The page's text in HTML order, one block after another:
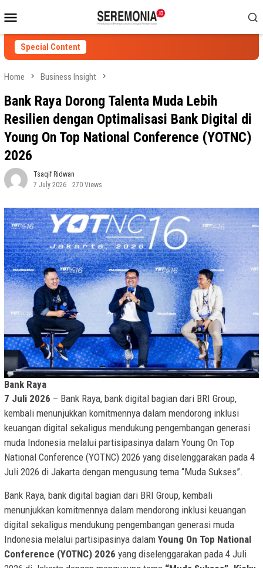
to
contentMenu
Special Content
Home Business Insight
Bank Raya Dorong Talenta Muda Lebih
Resilien dengan Optimalisasi Bank Digital di
Young On Top National Conference (YOTNC)
2026
Tsaqif Ridwan
7 July 2026
270 Views
Bank Raya
7 Juli 2026 – Bank Raya, bank digital bagian dari BRI Group,
kembali menunjukkan komitmennya dalam mendorong inklusi
keuangan digital sekaligus mendukung pengembangan generasi
muda Indonesia melalui partisipasinya dalam Young On Top
National Conference (YOTNC) 2026 yang diselenggarakan pada 4
Juli 2026 di Jakarta dengan mengusung tema “Muda Sukses”.
Bank Raya, bank digital bagian dari BRI Group, kembali
menunjukkan komitmennya dalam mendorong inklusi keuangan
digital sekaligus mendukung pengembangan generasi muda
Indonesia melalui partisipasinya dalam Young On Top National
Conference (YOTNC) 2026 yang diselenggarakan pada 4 Juli